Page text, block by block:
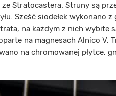
ze Stratocastera. Struny są
Sześć siodełek wykonano
na każdym z nich wybite
na magnesach Alnico V.
na chromowanej płytce,